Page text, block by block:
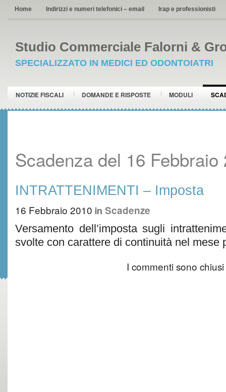
Home Indirizzi e numeri telefonici – email Irap e professionisti
Studio Commerciale Falorni &
SPECIALIZZATO IN MEDICI ED ODONTOIATRI
NOTIZIE FISCALI DOMANDE E RISPOSTE MODULI
Scadenza del 16 Febbraio
INTRATTENIMENTI – Imposta
16 Febbraio 2010 in Scadenze
Versamento dell’imposta sugli
svolte con carattere di continuità nel mese
I commenti sono chiusi